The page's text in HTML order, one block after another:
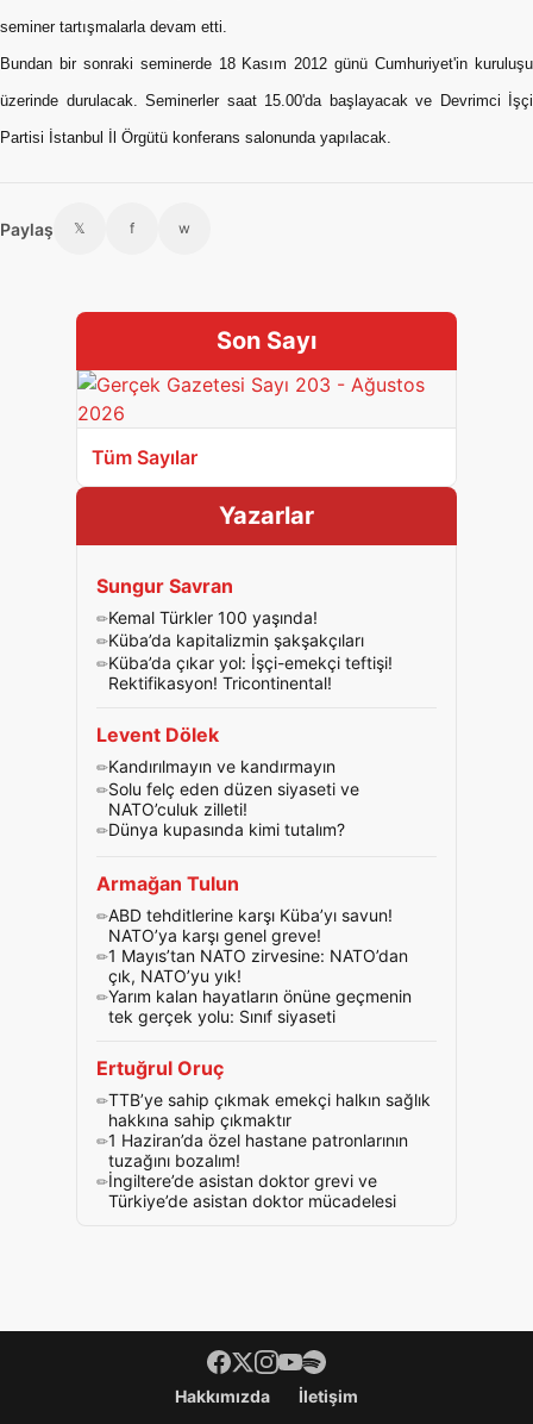
seminer tartışmalarla devam etti.
Bundan bir sonraki seminerde 18 Kasım 2012 günü Cumhuriyet'in kuruluşu
üzerinde durulacak. Seminerler saat 15.00'da başlayacak ve Devrimci İşçi
Partisi İstanbul İl Örgütü konferans salonunda yapılacak.
Paylaş 𝕏 f w
Son Sayı
Tüm Sayılar
Yazarlar
Sungur Savran
Kemal Türkler 100 yaşında!
Küba’da kapitalizmin şakşakçıları
Küba’da çıkar yol: İşçi-emekçi teftişi!
Rektifikasyon! Tricontinental!
Levent Dölek
Kandırılmayın ve kandırmayın
Solu felç eden düzen siyaseti ve
NATO’culuk zilleti!
Dünya kupasında kimi tutalım?
Armağan Tulun
ABD tehditlerine karşı Küba’yı savun!
NATO’ya karşı genel greve!
1 Mayıs’tan NATO zirvesine: NATO’dan
çık, NATO’yu yık!
Yarım kalan hayatların önüne geçmenin
tek gerçek yolu: Sınıf siyaseti
Ertuğrul Oruç
TTB’ye sahip çıkmak emekçi halkın sağlık
hakkına sahip çıkmaktır
1 Haziran’da özel hastane patronlarının
tuzağını bozalım!
İngiltere’de asistan doktor grevi ve
Türkiye’de asistan doktor mücadelesi
Footer menüHakkımızda İletişim